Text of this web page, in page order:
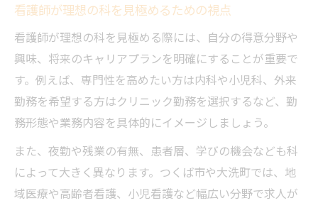
看護師が理想の科を見極めるための視点
看護師が理想の科を見極める際には、自分の得意分野や
興味、将来のキャリアプランを明確にすることが重要で
す。例えば、専門性を高めたい方は内科や小児科、外来
勤務を希望する方はクリニック勤務を選択するなど、勤
務形態や業務内容を具体的にイメージしましょう。
また、夜勤や残業の有無、患者層、学びの機会なども科
によって大きく異なります。つくば市や大洗町では、地
域医療や高齢者看護、小児看護など幅広い分野で求人が